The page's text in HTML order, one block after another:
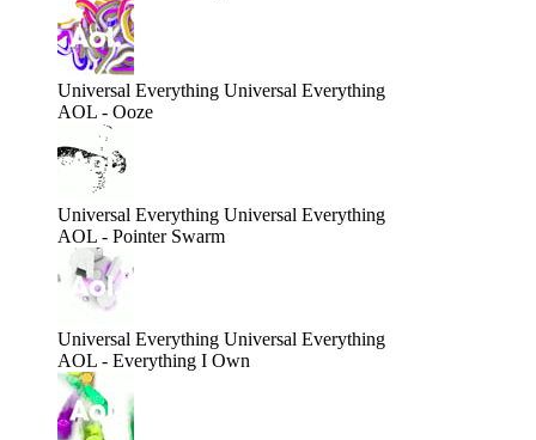
Universal Everything Universal Everything
AOL - Ooze
Universal Everything Universal Everything
AOL - Pointer Swarm
Universal Everything Universal Everything
AOL - Everything I Own